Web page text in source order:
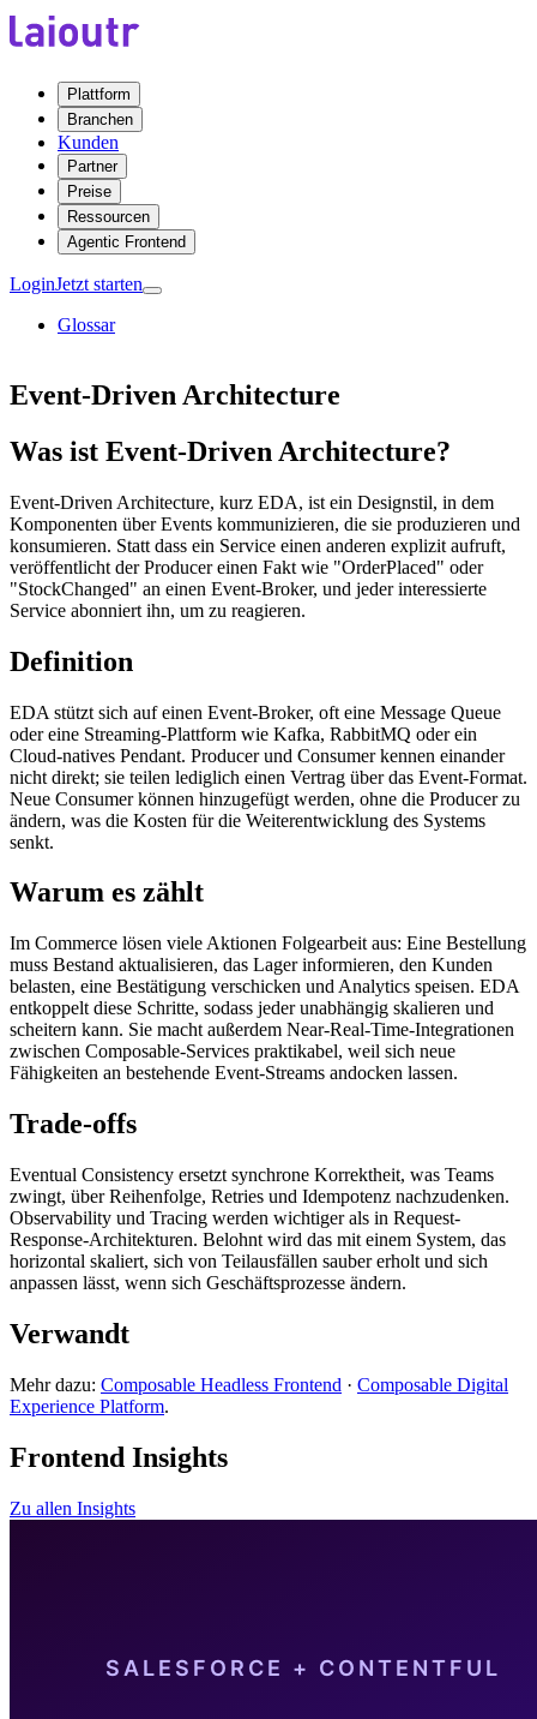
Plattform
Branchen
Kunden
Partner
Preise
Ressourcen
Agentic Frontend
LoginJetzt starten
Glossar
Event-Driven Architecture
Was ist Event-Driven Architecture?
Event-Driven Architecture, kurz EDA, ist ein Designstil, in dem
Komponenten über Events kommunizieren, die sie produzieren und
konsumieren. Statt dass ein Service einen anderen explizit aufruft,
veröffentlicht der Producer einen Fakt wie "OrderPlaced" oder
"StockChanged" an einen Event-Broker, und jeder interessierte
Service abonniert ihn, um zu reagieren.
Definition
EDA stützt sich auf einen Event-Broker, oft eine Message Queue
oder eine Streaming-Plattform wie Kafka, RabbitMQ oder ein
Cloud-natives Pendant. Producer und Consumer kennen einander
nicht direkt; sie teilen lediglich einen Vertrag über das Event-Format.
Neue Consumer können hinzugefügt werden, ohne die Producer zu
ändern, was die Kosten für die Weiterentwicklung des Systems
senkt.
Warum es zählt
Im Commerce lösen viele Aktionen Folgearbeit aus: Eine Bestellung
muss Bestand aktualisieren, das Lager informieren, den Kunden
belasten, eine Bestätigung verschicken und Analytics speisen. EDA
entkoppelt diese Schritte, sodass jeder unabhängig skalieren und
scheitern kann. Sie macht außerdem Near-Real-Time-Integrationen
zwischen Composable-Services praktikabel, weil sich neue
Fähigkeiten an bestehende Event-Streams andocken lassen.
Trade-offs
Eventual Consistency ersetzt synchrone Korrektheit, was Teams
zwingt, über Reihenfolge, Retries und Idempotenz nachzudenken.
Observability und Tracing werden wichtiger als in Request-
Response-Architekturen. Belohnt wird das mit einem System, das
horizontal skaliert, sich von Teilausfällen sauber erholt und sich
anpassen lässt, wenn sich Geschäftsprozesse ändern.
Verwandt
Mehr dazu: Composable Headless Frontend · Composable Digital
Experience Platform.
Frontend Insights
Zu allen Insights